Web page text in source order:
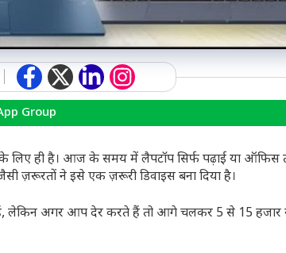
Group
ही है। आज के समय में लैपटॉप सिर्फ पढ़ाई या ऑफिस
ज़रूरतों ने इसे एक ज़रूरी डिवाइस बना दिया है।
हैं, लेकिन अगर आप देर करते हैं तो आगे चलकर 5 से 15